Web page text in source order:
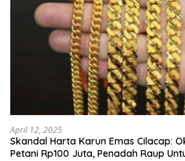
April 12, 2025
Skandal Harta Karun Emas Cilacap:
Petani Rp100 Juta, Penadah Raup